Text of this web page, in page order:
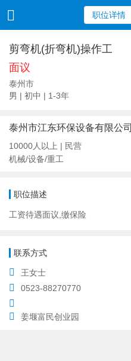
职位详情
剪弯机(折弯机)操作工
面议
泰州市
男 | 初中 | 1-3年
泰州市江东环保设备有限公司
10000人以上 | 民营
机械/设备/重工
职位描述
工资待遇面议,缴保险
联系方式
王女士
0523-88270770
姜堰富民创业园